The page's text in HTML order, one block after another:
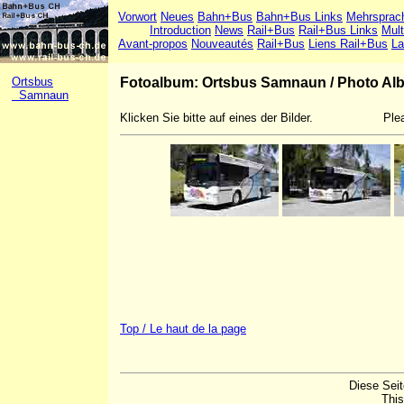
Vorwort Neues Bahn+Bus Bahn+Bus Links
Introduction News Rail+Bus Rail+Bus Links
Avant-propos Nouveautés Rail+Bus Liens Rail+Bus
Ortsbus
Samnaun
Fotoalbum: Ortsbus Samnaun / Photo
Klicken Sie bitte auf eines der Bilder.
Top / Le haut de la page
Diese